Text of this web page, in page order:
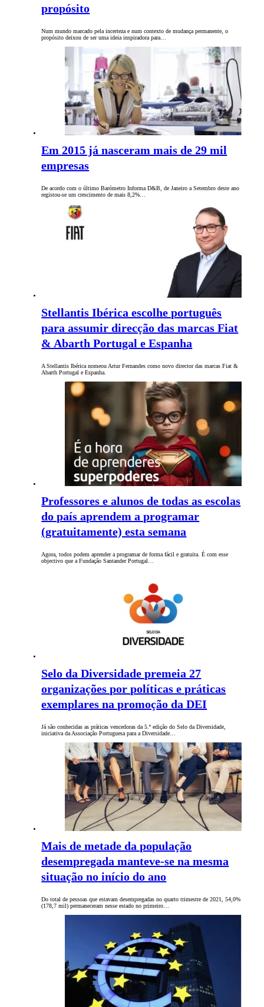
propósito
Num mundo marcado pela incerteza e num contexto de mudança permanente, o
propósito deixou de ser uma ideia inspiradora para…
Em 2015 já nasceram mais de 29 mil
empresas
De acordo com o último Barómetro Informa D&B, de Janeiro a Setembro deste ano
registou-se um crescimento de mais 8,2%…
Stellantis Ibérica escolhe português
para assumir direcção das marcas Fiat
& Abarth Portugal e Espanha
A Stellantis Ibérica nomeou Artur Fernandes como novo director das marcas Fiat &
Abarth Portugal e Espanha.
Professores e alunos de todas as escolas
do país aprendem a programar
(gratuitamente) esta semana
Agora, todos podem aprender a programar de forma fácil e gratuita. É com esse
objectivo que a Fundação Santander Portugal…
Selo da Diversidade premeia 27
organizações por políticas e práticas
exemplares na promoção da DEI
Já são conhecidas as práticas vencedoras da 5.ª edição do Selo da Diversidade,
iniciativa da Associação Portuguesa para a Diversidade…
Mais de metade da população
desempregada manteve-se na mesma
situação no início do ano
Do total de pessoas que estavam desempregadas no quarto trimestre de 2021, 54,0%
(178,7 mil) permaneceram nesse estado no primeiro…